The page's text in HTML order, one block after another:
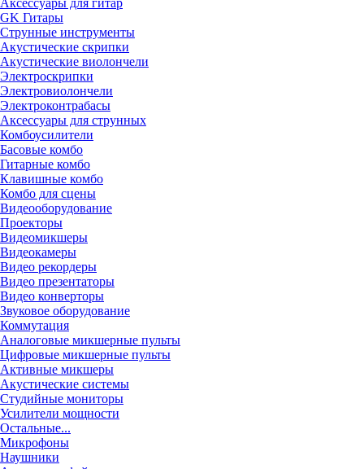
Аксессуары для гитар
GK Гитары
Струнные инструменты
Акустические скрипки
Акустические виолончели
Электроскрипки
Электровиолончели
Электроконтрабасы
Аксессуары для струнных
Комбоусилители
Басовые комбо
Гитарные комбо
Клавишные комбо
Комбо для сцены
Видеооборудование
Проекторы
Видеомикшеры
Видеокамеры
Видео рекордеры
Видео презентаторы
Видео конверторы
Звуковое оборудование
Коммутация
Аналоговые микшерные пульты
Цифровые микшерные пульты
Активные микшеры
Акустические системы
Студийные мониторы
Усилители мощности
Остальные...
Микрофоны
Наушники